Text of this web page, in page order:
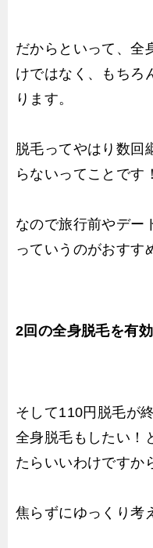
だからといって、全
けではなく、もちろ
ります。
脱毛ってやはり数回
らないってことです！
なので旅行前やデー
っていうのがおすす
2回の全身脱毛を有
そして110円脱毛が
全身脱毛もしたい！
たらいいわけですか
焦らずにゆっくり考